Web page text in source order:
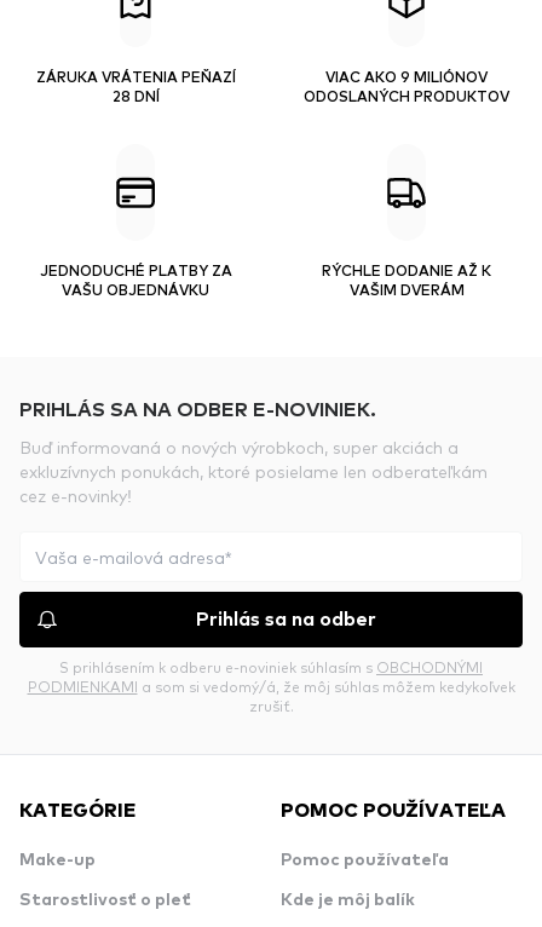
ZÁRUKA VRÁTENIA PEŇAZÍ
28 DNÍ
VIAC AKO 9 MILIÓNOV
ODOSLANÝCH PRODUKTOV
JEDNODUCHÉ PLATBY ZA
VAŠU OBJEDNÁVKU
RÝCHLE DODANIE AŽ K
VAŠIM DVERÁM
PRIHLÁS SA NA ODBER E-NOVINIEK.
Buď informovaná o nových výrobkoch, super akciách a
exkluzívnych ponukách, ktoré posielame len odberateľkám
cez e-novinky!
Prihlás sa na odber
S prihlásením k odberu e-noviniek súhlasím s OBCHODNÝMI
PODMIENKAMI a som si vedomý/á, že môj súhlas môžem kedykoľvek
zrušiť.
KATEGÓRIE
Make-up
Starostlivosť o pleť
POMOC POUŽÍVATEĽA
Pomoc používateľa
Kde je môj balík